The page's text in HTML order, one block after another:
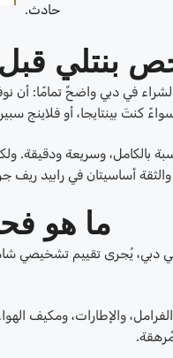
حادث.
بنتلي
في دبي واضحٌ تمامًا: أن
كنتَ بينتايجا، أو فلاينج
بالكامل، وسريعة ودقيقة.
والثقة أساسيتان في رابيد ريف
ما هو
دبي، يُجرى تقييم تشخيصي
والإطارات، ومكيف